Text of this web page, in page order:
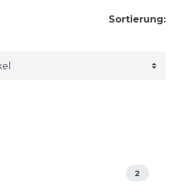
Sortierung:
2